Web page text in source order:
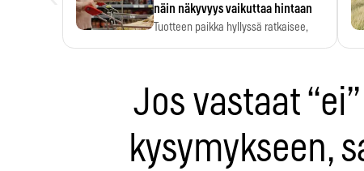
näin näkyvyys vaikuttaa hintaan
Tuotteen paikka hyllyssä ratkaisee,
Jos vastaat
kysymykseen,